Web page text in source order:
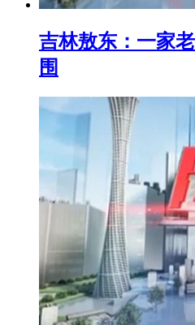
吉林敖东：一家
围